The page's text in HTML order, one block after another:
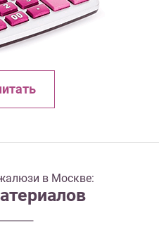
в Москве: